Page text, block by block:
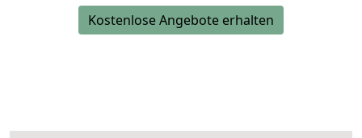
Kostenlose Angebote erhalten